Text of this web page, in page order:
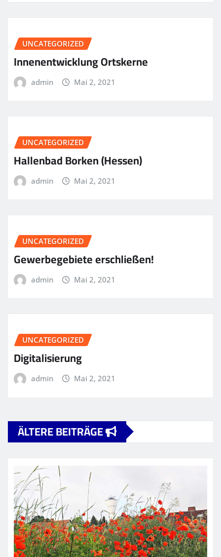
UNCATEGORIZED
Innenentwicklung Ortskerne
admin Mai 2, 2021
UNCATEGORIZED
Hallenbad Borken (Hessen)
admin Mai 2, 2021
UNCATEGORIZED
Gewerbegebiete erschließen!
admin Mai 2, 2021
UNCATEGORIZED
Digitalisierung
admin Mai 2, 2021
ÄLTERE BEITRÄGE